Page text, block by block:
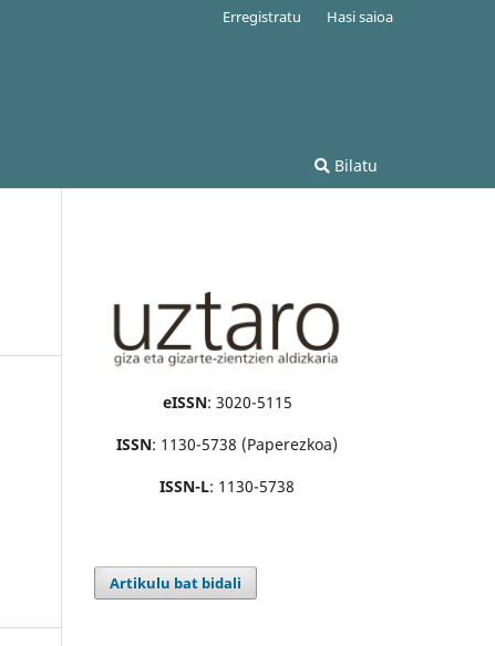
Bilatu
Erregistratu Hasi saioa
eISSN: 3020-5115
ISSN: 1130-5738 (Paperezkoa)
ISSN-L: 1130-5738
Artikulu bat bidali